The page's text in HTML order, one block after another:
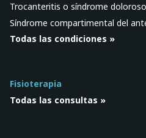
Trocanteritis o síndrome
Síndrome compartimental del
Todas las condiciones »
Fisioterapia
Todas las consultas »